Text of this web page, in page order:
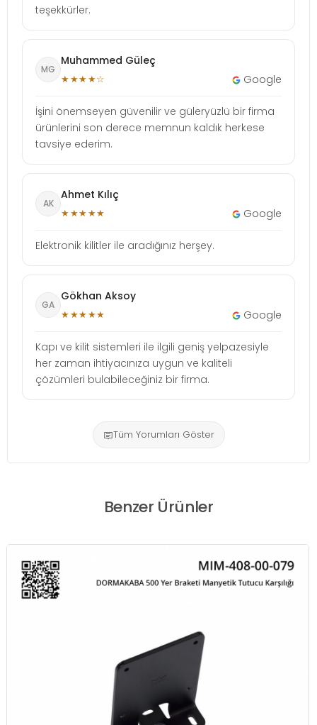
teşekkürler.
MG
Muhammed Güleç
★★★★☆ Google
İşini önemseyen güvenilir ve güleryüzlü bir firma
ürünlerini son derece memnun kaldık herkese
tavsiye ederim.
AK
Ahmet Kılıç
★★★★★ Google
Elektronik kilitler ile aradığınız herşey.
GA
Gökhan Aksoy
★★★★★ Google
Kapı ve kilit sistemleri ile ilgili geniş yelpazesiyle
her zaman ihtiyacınıza uygun ve kaliteli
çözümleri bulabileceğiniz bir firma.
Tüm Yorumları Göster
Benzer Ürünler
HAFELE Manyetik Kapı